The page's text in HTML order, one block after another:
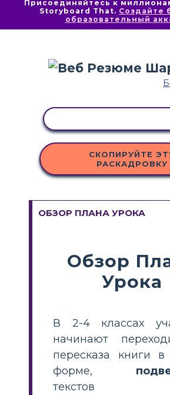
Присоединяйтесь к
Storyboard That. Создайте
образовательный
СКОПИРУЙТЕ
РАСКАДРОВКУ
ОБЗОР ПЛАНА УРОКА
Обзор
Урока
В 2-4 классах
начинают
пересказа книги в
форме,